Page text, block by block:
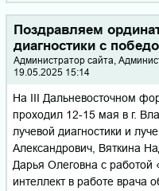
Поздравляем
диагностики с
Администратор сайта,
19.05.2025 15:14
На III Дальневосточном
проходил 12-15 мая в г.
лучевой диагностики и
Александрович, Вяткина
Дарья Олеговна с работой
интеллект в работе врача